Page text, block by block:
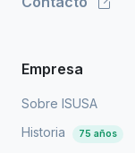
Empresa
Sobre ISUSA
Historia
75 años